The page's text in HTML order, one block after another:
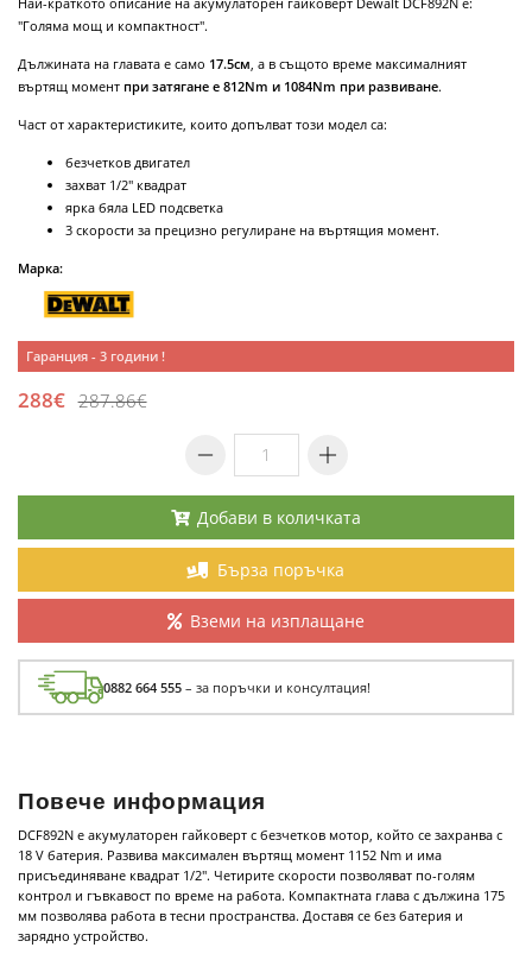
"Голяма мощ и компактност".
Дължината на главата е само 17.5см , а в същото време максималният
въртящ момент при затягане е 812Nm и 1084Nm при развиване.
Част от характеристиките, които допълват този модел са:
безчетков двигател
захват 1/2" квадрат
ярка бяла LED подсветка
3 скорости за прецизно регулиране на въртящия момент.
Марка:
Гаранция - 3 години !
288€ 287.86€
Добави в количката
Бърза поръчка
Вземи на изплащане
0882 664 555 – за поръчки и консултация!
Повече информация
DCF892N е акумулаторен гайковерт с безчетков мотор, който се захранва с
18 V батерия. Развива максимален въртящ момент 1152 Nm и има
присъединяване квадрат 1/2". Четирите скорости позволяват по-голям
контрол и гъвкавост по време на работа. Компактната глава с дължина 175
мм позволява работа в тесни пространства. Доставя се без батерия и
зарядно устройство.